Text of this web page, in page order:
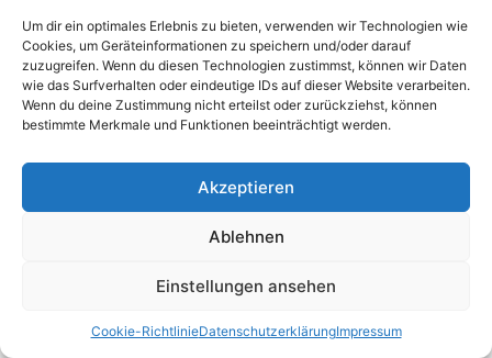
Um dir ein optimales Erlebnis zu bieten, verwenden wir Technologien wie
Cookies, um Geräteinformationen zu speichern und/oder darauf
zuzugreifen. Wenn du diesen Technologien zustimmst, können wir Daten
wie das Surfverhalten oder eindeutige IDs auf dieser Website verarbeiten.
Wenn du deine Zustimmung nicht erteilst oder zurückziehst, können
bestimmte Merkmale und Funktionen beeinträchtigt werden.
Akzeptieren
Ablehnen
Einstellungen ansehen
Cookie-RichtlinieDatenschutzerklärungImpressum